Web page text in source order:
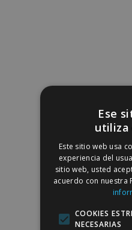
Ese
utiliza
Este sitio web usa
experiencia del
sitio web, usted
acuerdo con nuestra
COOKIES
NECESARIAS